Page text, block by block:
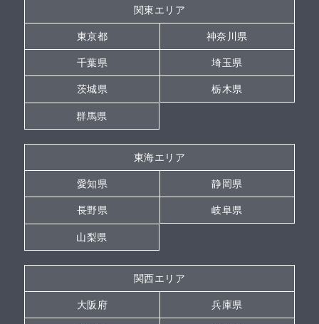
関東エリア
東京都 神奈川県
千葉県 埼玉県
茨城県 栃木県
群馬県
東海エリア
愛知県 静岡県
長野県 岐阜県
山梨県
関西エリア
大阪府 兵庫県